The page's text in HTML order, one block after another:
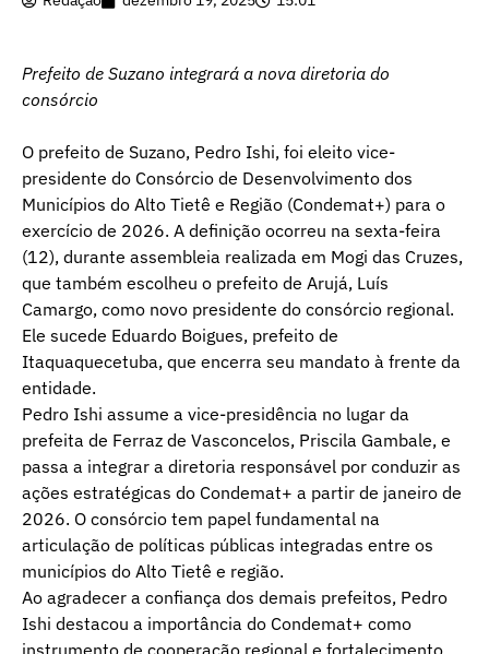
Prefeito de Suzano integrará a nova diretoria do
consórcio
O prefeito de Suzano, Pedro Ishi, foi eleito vice-
presidente do Consórcio de Desenvolvimento dos
Municípios do Alto Tietê e Região (Condemat+) para o
exercício de 2026. A definição ocorreu na sexta-feira
(12), durante assembleia realizada em Mogi das Cruzes,
que também escolheu o prefeito de Arujá, Luís
Camargo, como novo presidente do consórcio regional.
Ele sucede Eduardo Boigues, prefeito de
Itaquaquecetuba, que encerra seu mandato à frente da
entidade.
Pedro Ishi assume a vice-presidência no lugar da
prefeita de Ferraz de Vasconcelos, Priscila Gambale, e
passa a integrar a diretoria responsável por conduzir as
ações estratégicas do Condemat+ a partir de janeiro de
2026. O consórcio tem papel fundamental na
articulação de políticas públicas integradas entre os
municípios do Alto Tietê e região.
Ao agradecer a confiança dos demais prefeitos, Pedro
Ishi destacou a importância do Condemat+ como